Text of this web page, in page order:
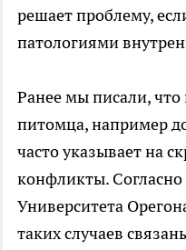
решает проблему,
патологиями
Ранее мы писали,
питомца, например
часто указывает на
конфликты.
Университета
таких случаев